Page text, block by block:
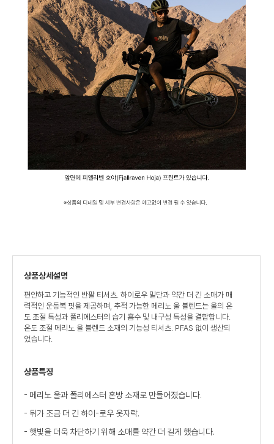
상품상세설명
편안하고 기능적인 반팔 티셔츠. 하이로우 밑단과 약간 더 긴 소매가 매
력적인 운동복 핏을 제공하며, 추적 가능한 메리노 울 블렌드는 울의 온
도 조절 특성과 폴리에스터의 습기 흡수 및 내구성 특성을 결합합니다.
온도 조절 메리노 울 블렌드 소재의 기능성 티셔츠. PFAS 없이 생산되
었습니다.
상품특징
- 메리노 울과 폴리에스터 혼방 소재로 만들어졌습니다.
- 뒤가 조금 더 긴 하이-로우 옷자락.
- 햇빛을 더욱 차단하기 위해 소매를 약간 더 길게 했습니다.